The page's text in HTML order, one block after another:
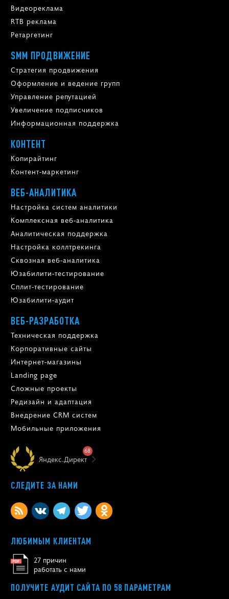
Видеореклама
RTB реклама
Ретаргетинг
SMM ПРОДВИЖЕНИЕ
Стратегия продвижения
Оформление и ведение групп
Управление репутацией
Увеличение подписчиков
Информационная поддержка
КОНТЕНТ
Копирайтинг
Контент-маркетинг
ВЕБ-АНАЛИТИКА
Настройка систем аналитики
Комплексная веб-аналитика
Аналитическая поддержка
Настройка коллтрекинга
Сквозная веб-аналитика
Юзабилити-тестирование
Сплит-тестирование
Юзабилити-аудит
ВЕБ-РАЗРАБОТКА
Техническая поддержка
Корпоративные сайты
Интернет-магазины
Landing page
Сложные проекты
Редизайн и адаптация
Внедрение CRM систем
Мобильные приложения
Яндекс.Директ
68
СЛЕДИТЕ ЗА НАМИ
ЛЮБИМЫМ КЛИЕНТАМ
27 причин
работать с нами
ПОЛУЧИТЕ АУДИТ САЙТА ПО 58 ПАРАМЕТРАМ